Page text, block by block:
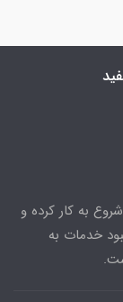
96 در اینستاگرام شروع به کار کرده و
جهت بهبود خدمات به